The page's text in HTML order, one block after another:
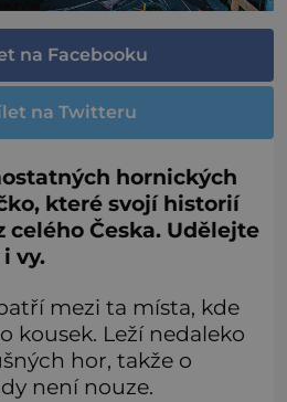
na Facebooku
na Twitteru
hornických
které svojí historií
celého Česka. Udělejte
vy.
mezi ta místa, kde
kousek. Leží nedaleko
hor, takže o
není nouze.